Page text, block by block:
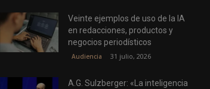
Veinte ejemplos de uso de la IA
en redacciones, productos y
negocios periodísticos
Audiencia 31 julio, 2026
A.G. Sulzberger: «La inteligencia